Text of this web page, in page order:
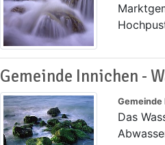
Gemeinde Innichen -
Gemeinde
Das